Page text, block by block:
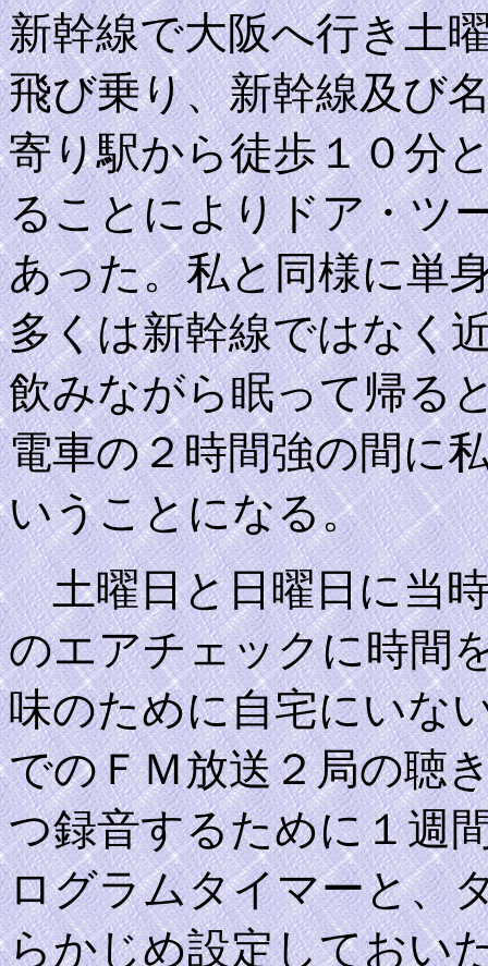
新幹線で大阪へ行き土
飛び乗り、新幹線及び
寄り駅から徒歩１０分
ることによりドア・ツ
あった。私と同様に単
多くは新幹線ではなく
飲みながら眠って帰る
電車の２時間強の間に
いうことになる。
土曜日と日曜日に当時
のエアチェックに時間
味のために自宅にいな
でのＦＭ放送２局の聴
つ録音するために１週
ログラムタイマーと、
らかじめ設定しておい